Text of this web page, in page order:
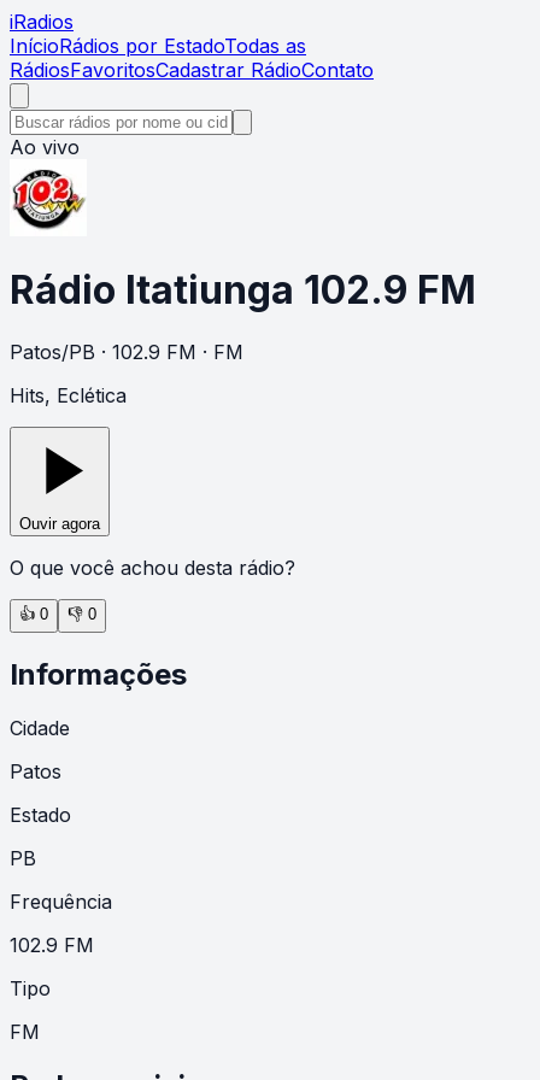
iRadios
InícioRádios por EstadoTodas as
RádiosFavoritosCadastrar RádioContato
Ao vivo
Rádio Itatiunga 102.9 FM
Patos/PB · 102.9 FM · FM
Hits, Eclética
Ouvir agora
O que você achou desta rádio?
👍 0 👎 0
Informações
Cidade
Patos
Estado
PB
Frequência
102.9 FM
Tipo
FM